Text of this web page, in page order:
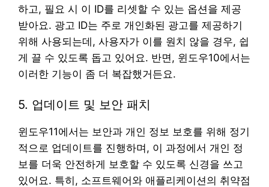
하고, 필요 시 이 ID를 리셋할 수 있는 옵션을 제공
받아요. 광고 ID는 주로 개인화된 광고를 제공하기
위해 사용되는데, 사용자가 이를 원치 않을 경우, 쉽
게 끌 수 있도록 돕고 있어요. 반면, 윈도우10에서는
이러한 기능이 좀 더 복잡했거든요.
5. 업데이트 및 보안 패치
윈도우11에서는 보안과 개인 정보 보호를 위해 정기
적으로 업데이트를 진행하며, 이 과정에서 개인 정
보를 더욱 안전하게 보호할 수 있도록 신경을 쓰고
있어요. 특히, 소프트웨어와 애플리케이션의 취약점